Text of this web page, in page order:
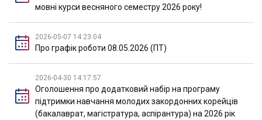
мовні курси весняного семестру 2026 року!
2026-05-07 14:23:04
Про графік роботи 08.05.2026 (ПТ)
2026-04-30 14:17:57
Оголошення про додатковий набір на програму
підтримки навчання молодих закордонних корейців
(бакалаврат, магістратура, аспірантура) на 2026 рік